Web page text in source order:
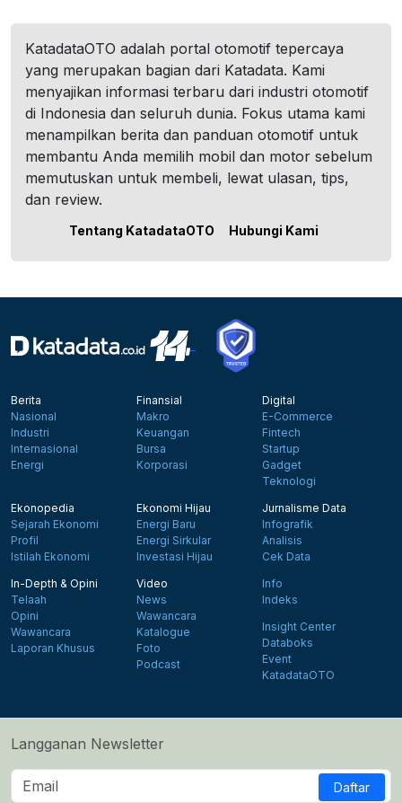
KatadataOTO adalah portal otomotif tepercaya
yang merupakan bagian dari Katadata. Kami
menyajikan informasi terbaru dari industri otomotif
di Indonesia dan seluruh dunia. Fokus utama kami
menampilkan berita dan panduan otomotif untuk
membantu Anda memilih mobil dan motor sebelum
memutuskan untuk membeli, lewat ulasan, tips,
dan review.
Tentang KatadataOTO Hubungi Kami
Berita
Nasional
Industri
Internasional
Energi
Finansial
Makro
Keuangan
Bursa
Korporasi
Digital
E-Commerce
Fintech
Startup
Gadget
Teknologi
Ekonopedia
Sejarah Ekonomi
Profil
Istilah Ekonomi
Ekonomi Hijau
Energi Baru
Energi Sirkular
Investasi Hijau
Jurnalisme Data
Infografik
Analisis
Cek Data
In-Depth & Opini
Telaah
Opini
Wawancara
Laporan Khusus
Video
News
Wawancara
Katalogue
Foto
Podcast
Info
Indeks
Insight Center
Databoks
Event
KatadataOTO
Langganan Newsletter
Daftar